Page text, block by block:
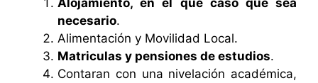
necesario.
Alimentación y Movilidad Local.
Matriculas y pensiones de estudios.
Contaran con una nivelación académica,